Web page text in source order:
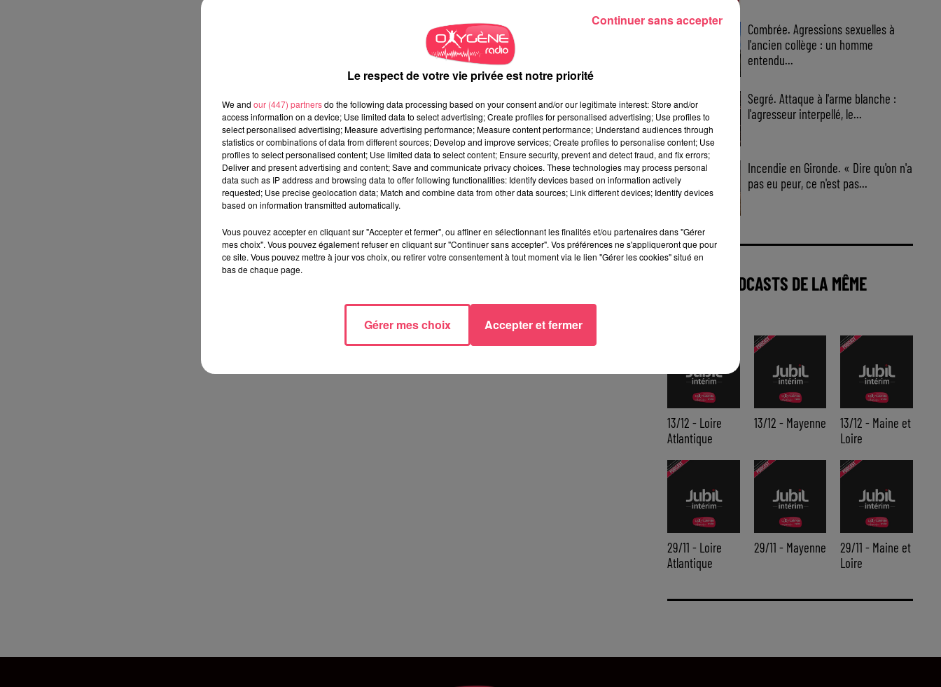
Combrée. Agressions sexuelles à
l'ancien collège : un homme
entendu...
Segré. Attaque à l'arme blanche :
l'agresseur interpellé, le...
Incendie en Gironde. « Dire qu'on n'a
pas eu peur, ce n'est pas...
AUTRES PODCASTS DE LA MÊME
13/12 - Loire
Atlantique
13/12 - Mayenne
13/12 - Maine et
Loire
29/11 - Loire
Atlantique
29/11 - Mayenne
29/11 - Maine et
Loire
Le respect de votre vie privée est notre priorité
We and our (447) partnersdo the following data processing based on your consent and/or our legitimate interest: Store and/or
access information on a device; Use limited data to select advertising; Create profiles for personalised advertising; Use profiles to
select personalised advertising; Measure advertising performance; Measure content performance; Understand audiences through
statistics or combinations of data from different sources; Develop and improve services; Create profiles to personalise content; Use
profiles to select personalised content; Use limited data to select content; Ensure security, prevent and detect fraud, and fix errors;
Deliver and present advertising and content; Save and communicate privacy choices. These technologies may process personal
data such as IP address and browsing data to offer following functionalities: Identify devices based on information actively
requested; Use precise geolocation data; Match and combine data from other data sources; Link different devices; Identify devices
based on information transmitted automatically.
Vous pouvez accepter en cliquant sur "Accepter et fermer", ou affiner en sélectionnant les finalités et/ou partenaires dans "Gérer
mes choix". Vous pouvez également refuser en cliquant sur "Continuer sans accepter". Vos préférences ne s'appliqueront que pour
ce site. Vous pouvez mettre à jour vos choix, ou retirer votre consentement à tout moment via le lien "Gérer les cookies" situé en
bas de chaque page.
Gérer mes choix Accepter et fermer
Continuer sans accepter